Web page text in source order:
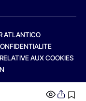
ATLANTICO
AUX COOKIES